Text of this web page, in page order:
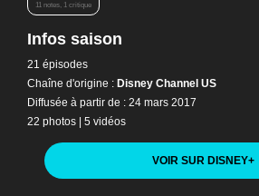
11 notes, 1 critique
Infos saison
21 épisodes
Chaîne d'origine : Disney Channel US
Diffusée à partir de : 24 mars 2017
22 photos | 5 vidéos
VOIR SUR DISNEY+